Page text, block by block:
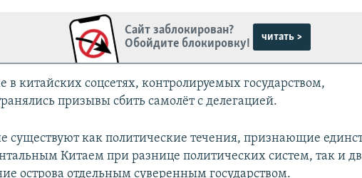
Сайт заблокирован?
Обойдите блокировку!
читать >
в китайских соцсетях, контролируемых государством,
призывы сбить самолёт с делегацией.
существуют как политические течения, признающие
Китаем при разнице политических систем, так и
острова отдельным суверенным государством.